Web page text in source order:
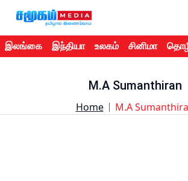
இலங்கை இந்தியா உலகம் சினிமா
M.A Sumanthiran
Home M.A